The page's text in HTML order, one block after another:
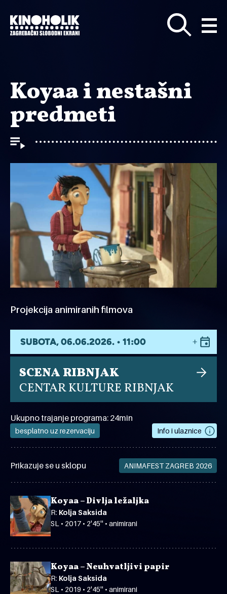
glavni
sadržaj
Koyaa i nestašni
predmeti
Projekcija animiranih filmova
SUBOTA, 06.06.2026. • 11:00
SCENA RIBNJAK
CENTAR KULTURE RIBNJAK
Ukupno trajanje programa: 24min
besplatno uz rezervaciju Info i ulaznice
Prikazuje se u sklopu ANIMAFEST ZAGREB 2026
Koyaa – Divlja ležaljka
R: Kolja Saksida
SL • 2017 • 2'45'' • animirani
Koyaa – Neuhvatljivi papir
R: Kolja Saksida
SL • 2019 • 2'45'' • animirani